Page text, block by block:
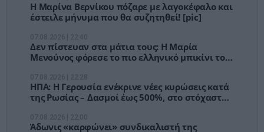
Η Μαρίνα Βερνίκου πόζαρε με λαγοκέφαλο και
έστειλε μήνυμα που θα συζητηθεί! [pic]
Δεν πίστευαν στα μάτια τους: Η Μαρία
Μενούνος φόρεσε το πιο ελληνικό μπικίνι του
ΗΠΑ: Η Γερουσία ενέκρινε νέες κυρώσεις κατά
της Ρωσίας – Δασμοί έως 500%, στο στόχαστρο
Άδωνις «καρφώνει» συνδικαλιστή της